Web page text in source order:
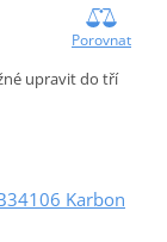
Porovnat
upravit do tří
Karbon